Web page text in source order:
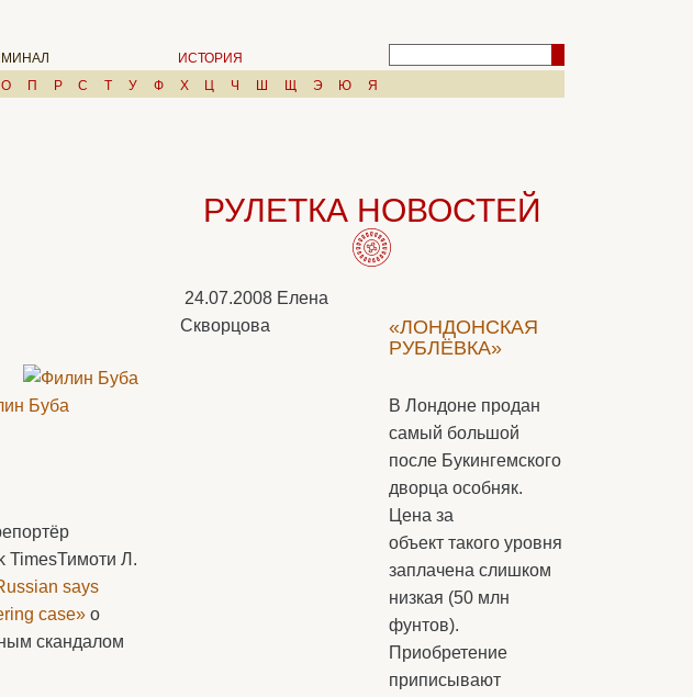
ИСТОРИЯ
О П Р С Т У Ф Х Ц Ч Ш Щ Э Ю Я
Буба
TimesТимоти Л.
says
case» о
скандалом
РУЛЕТКА НОВОСТЕЙ
24.07.2008 Елена
Скворцова
«ЛОНДОНСКАЯ
РУБЛЁВКА»
В Лондоне продан
самый большой
после Букингемского
дворца особняк.
Цена за
объект такого уровня
заплачена слишком
низкая (50 млн
фунтов).
Приобретение
приписывают